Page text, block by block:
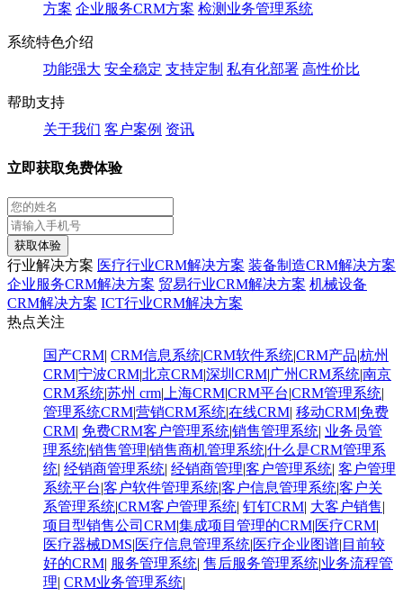
方案 企业服务CRM方案 检测业务管理系统
系统特色介绍
功能强大 安全稳定 支持定制 私有化部署 高性价比
帮助支持
关于我们 客户案例 资讯
立即获取免费体验
获取体验
行业解决方案 医疗行业CRM解决方案 装备制造CRM解决方案
企业服务CRM解决方案 贸易行业CRM解决方案 机械设备
CRM解决方案 ICT行业CRM解决方案
热点关注
国产CRM| CRM信息系统|CRM软件系统|CRM产品|杭州
CRM|宁波CRM|北京CRM|深圳CRM|广州CRM系统|南京
CRM系统|苏州 crm| 上海CRM|CRM平台|CRM管理系统|
管理系统CRM|营销CRM系统|在线CRM| 移动CRM|免费
CRM| 免费CRM客户管理系统|销售管理系统| 业务员管
理系统|销售管理|销售商机管理系统|什么是CRM管理系
统| 经销商管理系统| 经销商管理|客户管理系统| 客户管理
系统平台|客户软件管理系统|客户信息管理系统|客户关
系管理系统|CRM客户管理系统| 钉钉CRM| 大客户销售|
项目型销售公司CRM|集成项目管理的CRM|医疗CRM|
医疗器械DMS|医疗信息管理系统|医疗企业图谱| ​目前较
好的CRM| 服务管理系统| 售后服务管理系统|业务流程管
理| CRM业务管理系统|